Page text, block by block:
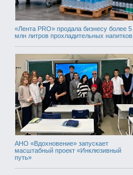
«Лента PRO» продала бизнесу более 5
млн литров прохладительных напитков
АНО «Вдохновение» запускает
масштабный проект «Инклюзивный
путь»